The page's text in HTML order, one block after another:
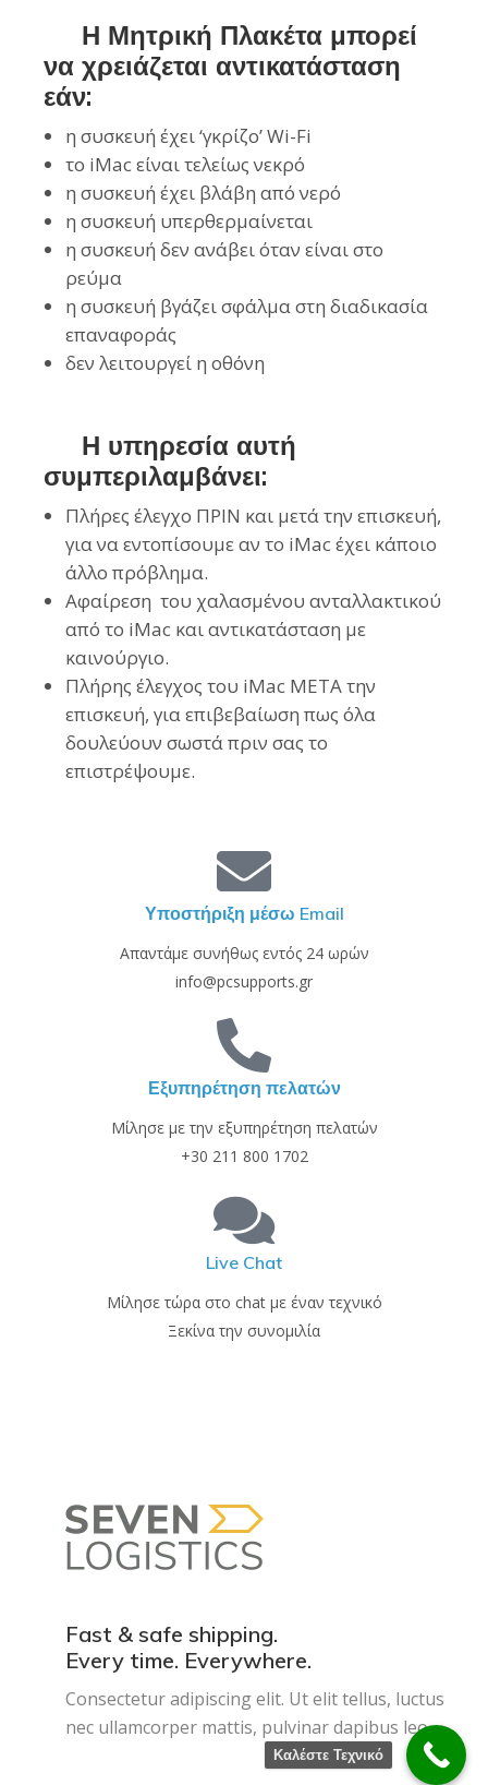
Η Μητρική Πλακέτα μπορεί
να χρειάζεται αντικατάσταση
εάν:
η συσκευή έχει ‘γκρίζο’ Wi-Fi
το iMac είναι τελείως νεκρό
η συσκευή έχει βλάβη από νερό
η συσκευή υπερθερμαίνεται
η συσκευή δεν ανάβει όταν είναι στο
ρεύμα
η συσκευή βγάζει σφάλμα στη διαδικασία
επαναφοράς
δεν λειτουργεί η οθόνη
Η υπηρεσία αυτή
συμπεριλαμβάνει:
Πλήρες έλεγχο ΠΡΙΝ και μετά την επισκευή,
για να εντοπίσουμε αν το iMac έχει κάποιο
άλλο πρόβλημα.
Αφαίρεση του χαλασμένου ανταλλακτικού
από το iMac και αντικατάσταση με
καινούργιο.
Πλήρης έλεγχος του iMac ΜΕΤΑ την
επισκευή, για επιβεβαίωση πως όλα
δουλεύουν σωστά πριν σας το
επιστρέψουμε.
Υποστήριξη μέσω Email
Απαντάμε συνήθως εντός 24 ωρών
info@pcsupports.gr
Εξυπηρέτηση πελατών
Μίλησε με την εξυπηρέτηση πελατών
+30 211 800 1702
Live Chat
Μίλησε τώρα στο chat με έναν τεχνικό
Ξεκίνα την συνομιλία
Fast & safe shipping.
Every time. Everywhere.
Consectetur adipiscing elit. Ut elit tellus, luctus
nec ullamcorper mattis, pulvinar dapibus leo.
Καλέστε Τεχνικό